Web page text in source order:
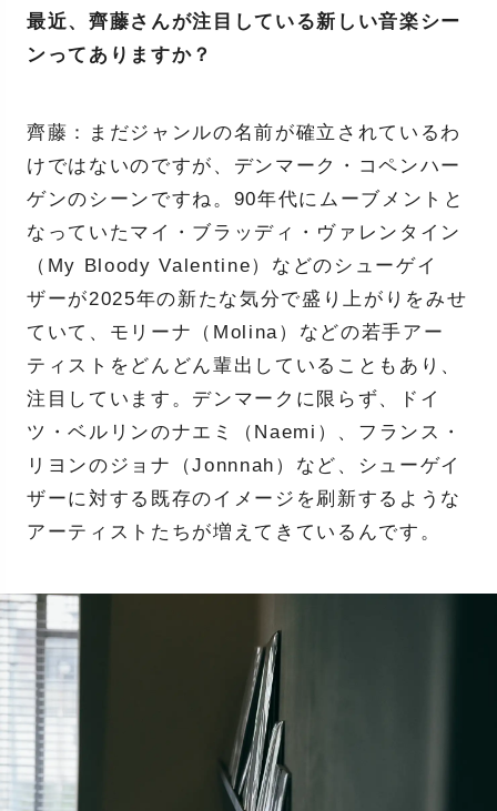
最近、齊藤さんが注目している新しい音楽シー
ンってありますか？
齊藤：まだジャンルの名前が確立されているわ
けではないのですが、デンマーク・コペンハー
ゲンのシーンですね。90年代にムーブメントと
なっていたマイ・ブラッディ・ヴァレンタイン
（My Bloody Valentine）などのシューゲイ
ザーが2025年の新たな気分で盛り上がりをみせ
ていて、モリーナ（Molina）などの若手アー
ティストをどんどん輩出していることもあり、
注目しています。デンマークに限らず、ドイ
ツ・ベルリンのナエミ（Naemi）、フランス・
リヨンのジョナ（Jonnnah）など、シューゲイ
ザーに対する既存のイメージを刷新するような
アーティストたちが増えてきているんです。